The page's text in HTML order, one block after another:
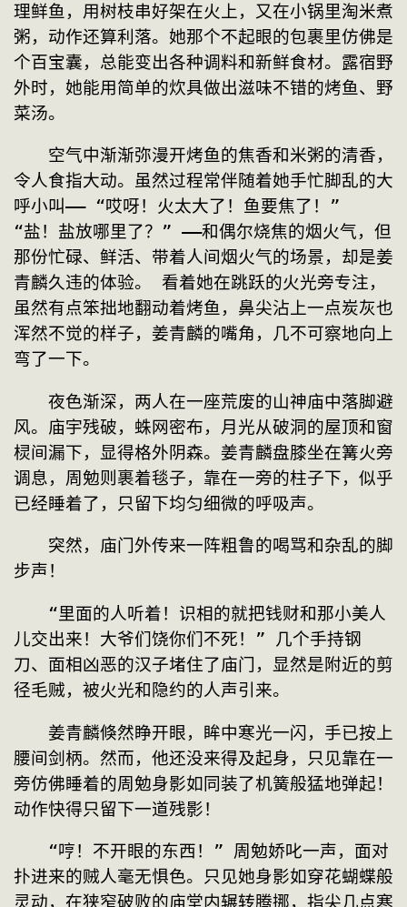
理鲜鱼，用树枝串好架在火上，又在小锅里淘米煮
粥，动作还算利落。她那个不起眼的包裹里仿佛是
个百宝囊，总能变出各种调料和新鲜食材。露宿野
外时，她能用简单的炊具做出滋味不错的烤鱼、野
菜汤。
空气中渐渐弥漫开烤鱼的焦香和米粥的清香，
令人食指大动。虽然过程常伴随着她手忙脚乱的大
呼小叫—— “哎呀！火太大了！鱼要焦了！”
“盐！盐放哪里了？” ——和偶尔烧焦的烟火气，但
那份忙碌、鲜活、带着人间烟火气的场景，却是姜
青麟久违的体验。 看着她在跳跃的火光旁专注，
虽然有点笨拙地翻动着烤鱼，鼻尖沾上一点炭灰也
浑然不觉的样子，姜青麟的嘴角，几不可察地向上
弯了一下。
夜色渐深，两人在一座荒废的山神庙中落脚避
风。庙宇残破，蛛网密布，月光从破洞的屋顶和窗
棂间漏下，显得格外阴森。姜青麟盘膝坐在篝火旁
调息，周勉则裹着毯子，靠在一旁的柱子下，似乎
已经睡着了，只留下均匀细微的呼吸声。
突然，庙门外传来一阵粗鲁的喝骂和杂乱的脚
步声！
“里面的人听着！识相的就把钱财和那小美人
儿交出来！大爷们饶你们不死！” 几个手持钢
刀、面相凶恶的汉子堵住了庙门，显然是附近的剪
径毛贼，被火光和隐约的人声引来。
姜青麟倏然睁开眼，眸中寒光一闪，手已按上
腰间剑柄。然而，他还没来得及起身，只见靠在一
旁仿佛睡着的周勉身影如同装了机簧般猛地弹起！
动作快得只留下一道残影！
“哼！不开眼的东西！” 周勉娇叱一声，面对
扑进来的贼人毫无惧色。只见她身影如穿花蝴蝶般
灵动，在狭窄破败的庙堂内辗转腾挪，指尖几点寒